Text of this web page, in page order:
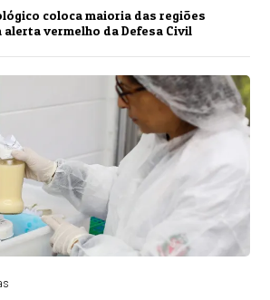
coloca maioria das regiões
vermelho da Defesa Civil